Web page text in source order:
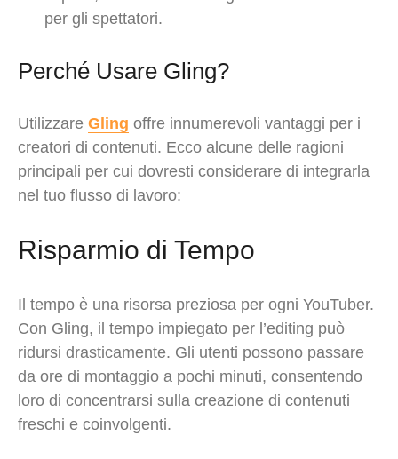
per gli spettatori.
Perché Usare Gling?
Utilizzare Gling offre innumerevoli vantaggi per i
creatori di contenuti. Ecco alcune delle ragioni
principali per cui dovresti considerare di integrarla
nel tuo flusso di lavoro:
Risparmio di Tempo
Il tempo è una risorsa preziosa per ogni YouTuber.
Con Gling, il tempo impiegato per l’editing può
ridursi drasticamente. Gli utenti possono passare
da ore di montaggio a pochi minuti, consentendo
loro di concentrarsi sulla creazione di contenuti
freschi e coinvolgenti.